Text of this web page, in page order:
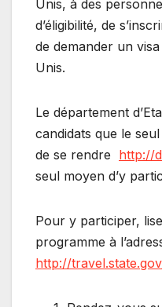
Unis, à des
d’éligibilité, de
de demander un
Unis.
Le département
candidats que le
de se rendre http://
seul moyen d’y
Pour y participer,
programme à
http://